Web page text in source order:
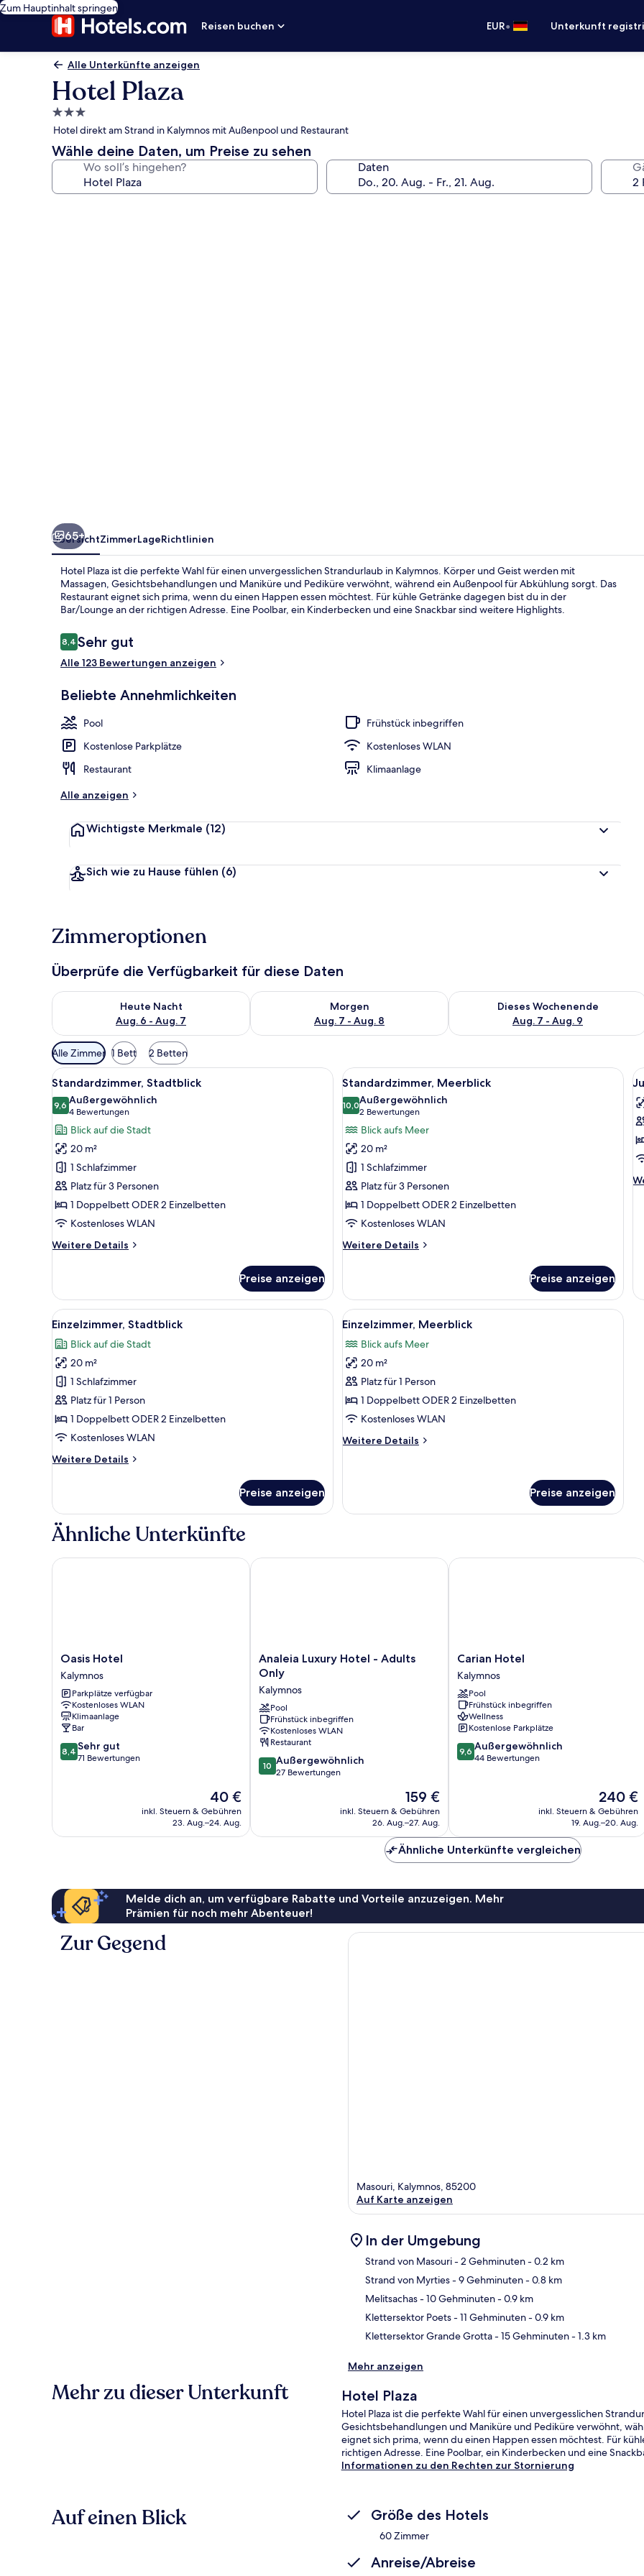
Zum Hauptinhalt springen
Reisen buchen
EUR• Unterkunft
Alle Unterkünfte anzeigen
Hotel Plaza
3.0-
Sterne-
Unterkunft
Hotel direkt am Strand in Kalymnos mit Außenpool und Restaurant
Wähle deine Daten, um Preise zu sehen
Wo soll’s hingehen? Daten
65+
ÜbersichtZimmerLageRichtlinien
Hotel Plaza ist die perfekte Wahl für einen unvergesslichen Strandurlaub in Kalymnos. Körper und Geist werden mit
Massagen, Gesichtsbehandlungen und Maniküre und Pediküre verwöhnt, während ein Außenpool für Abkühlung sorgt. Das
Restaurant eignet sich prima, wenn du einen Happen essen möchtest. Für kühle Getränke dagegen bist du in der
Bar/Lounge an der richtigen Adresse. Eine Poolbar, ein Kinderbecken und eine Snackbar sind weitere Highlights.
Bewertungen
8,48,4 von 10.
Sehr gut
Alle 123 Bewertungen anzeigen
Beliebte Annehmlichkeiten
Pool
Frühstück inbegriffen
Kostenlose Parkplätze
Kostenloses WLAN
Restaurant
Klimaanlage
Alle anzeigen
Wichtigste Merkmale (12)
Sich wie zu Hause fühlen (6)
Zimmeroptionen
Überprüfe die Verfügbarkeit für diese Daten
Heute Nacht
Aug. 6 - Aug. 7
Überprüfe die Verfügbarkeit für heute Nacht, Aug. 6 - Aug. 7.
Morgen
Aug. 7 - Aug. 8
Überprüfe die Verfügbarkeit für morgen, Aug. 7 - Aug. 8.
Dieses Wochenende
Aug. 7 - Aug. 9
Überprüfe die Verfügbarkeit für
Verfügbare
Filter
für
Zimmer
Alle Zimmer 1 Bett 2 Betten
Alle
Fotos
für
Standardzimmer,
Stadtblick
anzeigen
Ein Hotelzimmer mit Bett, Nachttisch mit Blumenvase, Spiegel und Blick ins Freie.
3
Standardzimmer, Stadtblick
9,69,6 von 10
Außergewöhnlich
4 Bewertungen
(4
Bewertungen)
Blick auf die Stadt
20 m²
1 Schlafzimmer
Platz für 3 Personen
1 Doppelbett ODER 2 Einzelbetten
Kostenloses WLAN
Weitere Details
Weitere
Stadtblick
Preise anzeigen
Alle
Fotos
für
Standardzimmer,
Meerblick
anzeigen
Ein Balkon mit Blick auf das Meer
3
Standardzimmer, Meerblick
10,010,0 von 10
Außergewöhnlich
2 Bewertungen
(2
Bewertungen)
Blick aufs Meer
20 m²
1 Schlafzimmer
Platz für 3 Personen
1 Doppelbett ODER 2 Einzelbetten
Kostenloses WLAN
Weitere Details
Weitere
Meerblick
Preise anzeigen
Alle
Fotos
für
Einzelzimmer,
Stadtblick
anzeigen
Ein Hotelzimmer mit Bett, Nachttisch mit Blumenvase, Spiegel und Blick ins Freie.
3
Einzelzimmer, Stadtblick
Blick auf die Stadt
20 m²
1 Schlafzimmer
Platz für 1 Person
1 Doppelbett ODER 2 Einzelbetten
Kostenloses WLAN
Weitere Details
Weitere
Stadtblick
Preise anzeigen
Alle
Fotos
für
Einzelzimmer,
Meerblick
anzeigen
Ein Balkon mit Blick auf das Meer
3
Einzelzimmer, Meerblick
Blick aufs Meer
20 m²
Platz für 1 Person
1 Doppelbett ODER 2 Einzelbetten
Kostenloses WLAN
Weitere Details
Weitere
Preise anzeigen
Ähnliche Unterkünfte
Oasis
Hotel
Kalymnos
Oasis Hotel
Kalymnos
Parkplätze verfügbar
Kostenloses WLAN
Klimaanlage
Bar
8.4
von
8,4 Sehr gut
71 Bewertungen
Der
Preis
beträgt
40 €
inkl. Steuern & Gebühren
23. Aug.–24. Aug.
Oasis Hotel
Analeia
Luxury
Hotel
-
Adults
Only
Kalymnos
Analeia Luxury Hotel - Adults
Only
Kalymnos
Pool
Frühstück inbegriffen
Kostenloses WLAN
Restaurant
10.0
von
10 Außergewöhnlich
27 Bewertungen
Der
Preis
beträgt
159 €
inkl. Steuern & Gebühren
26. Aug.–27. Aug.
Analeia Luxury Hotel - Adults Only
Carian
Hotel
Kalymnos
Carian Hotel
Kalymnos
Pool
Frühstück inbegriffen
Wellness
Kostenlose Parkplätze
9.6
von
9,6 Außergewöhnlich
44 Bewertungen
Der
Preis
beträgt
240 €
inkl. Steuern & Gebühren
19. Aug.–20. Aug.
Carian Hotel
Ähnliche Unterkünfte vergleichen
Melde dich an, um verfügbare Rabatte und Vorteile anzuzeigen. Mehr
Prämien für noch mehr Abenteuer!
Zur Gegend
Masouri, Kalymnos, 85200
Auf Karte anzeigen
In der Umgebung
Strand von Masouri- 2 Gehminuten- 0.2 km
Strand von Myrties- 9 Gehminuten- 0.8 km
Melitsachas- 10 Gehminuten- 0.9 km
Klettersektor Poets- 11 Gehminuten- 0.9 km
Klettersektor Grande Grotta- 15 Gehminuten- 1.3 km
Mehr anzeigen
Mehr zu dieser Unterkunft Hotel Plaza
Hotel Plaza ist die perfekte Wahl für einen unvergesslichen
Gesichtsbehandlungen und Maniküre und Pediküre verwöhnt,
eignet sich prima, wenn du einen Happen essen möchtest. Für
richtigen Adresse. Eine Poolbar, ein Kinderbecken und eine
Informationen zu den Rechten zur Stornierung
Auf einen Blick Größe des Hotels
60 Zimmer
Anreise/Abreise